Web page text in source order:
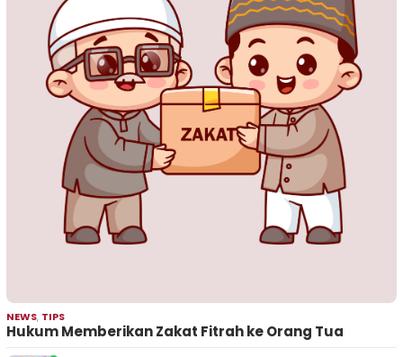
NEWS, TIPS
Hukum Memberikan Zakat Fitrah ke Orang Tua